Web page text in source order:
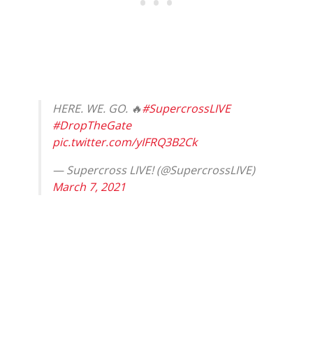
HERE. WE. GO. 🔥#SupercrossLIVE
#DropTheGate
pic.twitter.com/yIFRQ3B2Ck
— Supercross LIVE! (@SupercrossLIVE)
March 7, 2021